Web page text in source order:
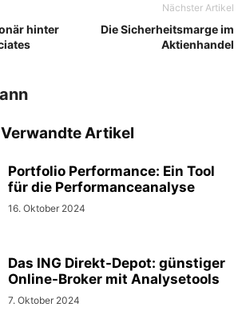
hinter
Nächster Artikel
Die Sicherheitsmarge im
Aktienhandel
Verwandte Artikel
Portfolio Performance: Ein Tool
für die Performanceanalyse
16. Oktober 2024
Das ING Direkt-Depot: günstiger
Online-Broker mit Analysetools
7. Oktober 2024